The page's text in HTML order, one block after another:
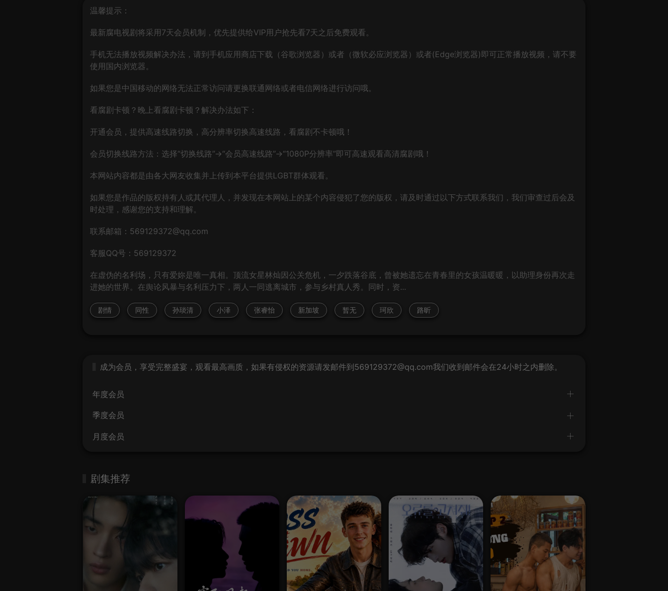
温馨提示：
最新腐电视剧将采用7天会员机制，优先提供给VIP用户抢先看7天之后免费观看。
手机无法播放视频解决办法，请到手机应用商店下载（谷歌浏览器）或者（微软必应浏览器）或者(Edge浏览器)即可正常播放视频，请不要
使用国内浏览器。
如果您是中国移动的网络无法正常访问请更换联通网络或者电信网络进行访问哦。
看腐剧卡顿？晚上看腐剧卡顿？解决办法如下：
开通会员，提供高速线路切换，高分辨率切换高速线路，看腐剧不卡顿哦！
会员切换线路方法：选择“切换线路”→“会员高速线路”→“1080P分辨率”即可高速观看高清腐剧哦！
本网站内容都是由各大网友收集并上传到本平台提供LGBT群体观看。
如果您是作品的版权持有人或其代理人，并发现在本网站上的某个内容侵犯了您的版权，请及时通过以下方式联系我们，我们审查过后会及
时处理，感谢您的支持和理解。
联系邮箱：569129372@qq.com
客服QQ号：569129372
在虚伪的名利场，只有爱妳是唯一真相。顶流女星林灿因公关危机，一夕跌落谷底，曾被她遗忘在青春里的女孩温暖暖，以助理身份再次走
进她的世界。在舆论风暴与名利压力下，两人一同逃离城市，参与乡村真人秀。同时，资...
剧情 同性 孙琰清 小泽 张睿怡 新加坡 暂无 珂欣 路昕
成为会员，享受完整盛宴，观看最高画质，如果有侵权的资源请发邮件到569129372@qq.com我们收到邮件会在24小时之内删除。
年度会员
季度会员
月度会员
剧集推荐